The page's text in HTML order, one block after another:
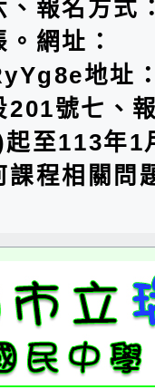
、報名方式
網址：
地址
201號七、
至113年1
課程相關問